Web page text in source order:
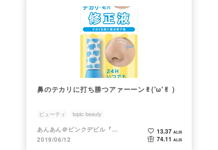
鼻のテカリに打ち勝つアァーーン✌︎('ω'✌︎ )
ビューティ topic-beauty
あんあん＠ピンクデビル『変態』
2019/06/12
13.37 ALIS
74.11 ALIS